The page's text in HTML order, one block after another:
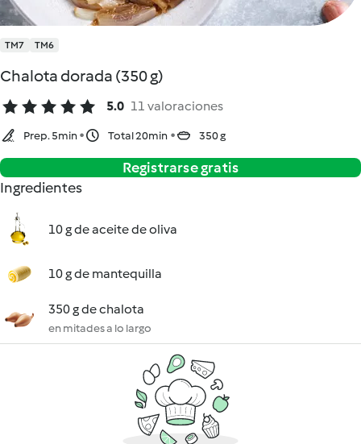
TM7 TM6
Chalota dorada (350 g)
5.0 11 valoraciones
Prep. 5min Total 20min 350 g
Registrarse gratis
Ingredientes
10 g de aceite de oliva
10 g de mantequilla
350 g de chalota
en mitades a lo largo